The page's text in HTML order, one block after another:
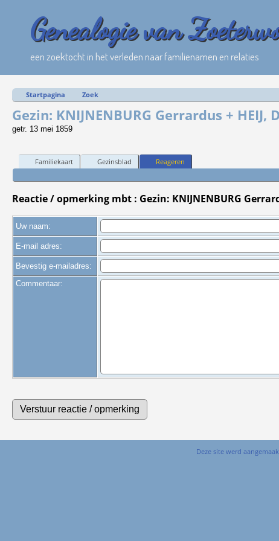
Genealogie van
een zoektocht in het verleden naar familienamen en relaties
Startpagina Zoek
Gezin: KNIJNENBURG Gerrardus + HEIJ,
getr. 13 mei 1859
Familiekaart Gezinsblad Reageren
Reactie / opmerking mbt : Gezin: KNIJNENBURG
Uw naam:
E-mail adres:
Bevestig e-mailadres:
Commentaar:
Deze site werd